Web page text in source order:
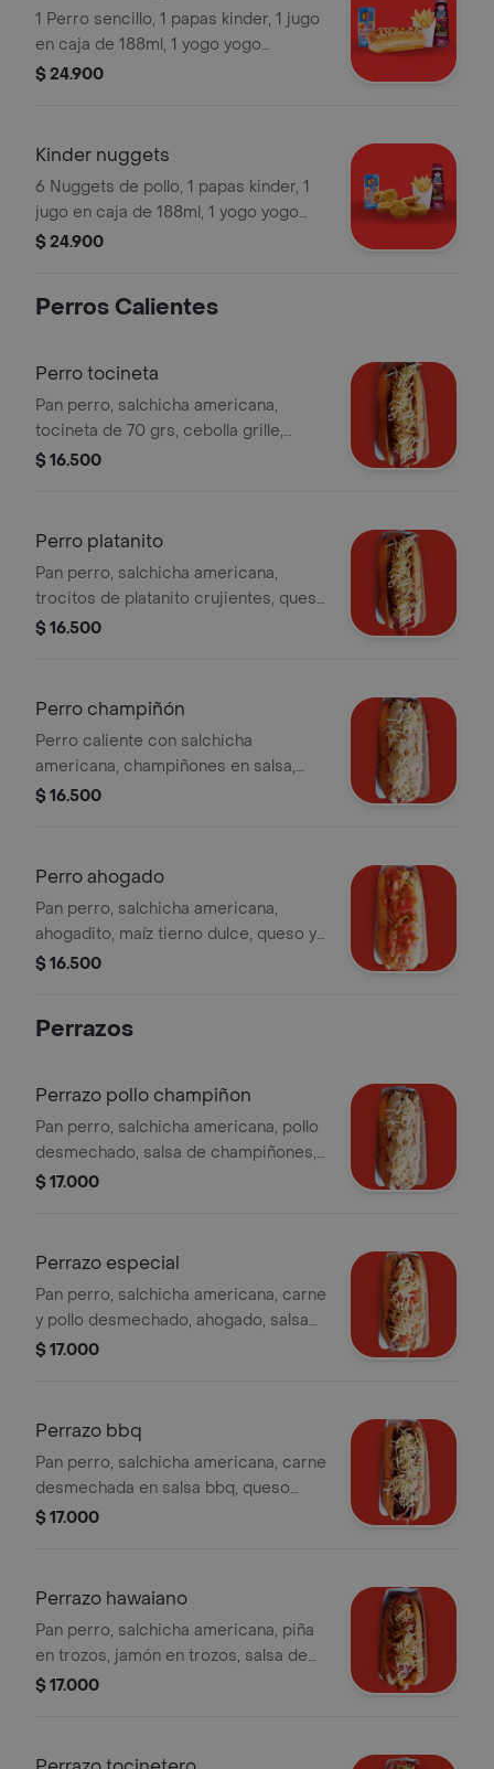
1 Perro sencillo, 1 papas kinder, 1 jugo
en caja de 188ml, 1 yogo yogo
sorpresa de 150ml.
$ 24.900
Kinder nuggets
6 Nuggets de pollo, 1 papas kinder, 1
jugo en caja de 188ml, 1 yogo yogo
sorpresa de 150ml.
$ 24.900
Perros Calientes
Perro tocineta
Pan perro, salchicha americana,
tocineta de 70 grs, cebolla grille,
queso y papa ripio.
$ 16.500
Perro platanito
Pan perro, salchicha americana,
trocitos de platanito crujientes, queso
gratinado y papas ripio.
$ 16.500
Perro champiñón
Perro caliente con salchicha
americana, champiñones en salsa,
queso gratinado y papa ripio.
$ 16.500
Perro ahogado
Pan perro, salchicha americana,
ahogadito, maíz tierno dulce, queso y
papa ripio.
$ 16.500
Perrazos
Perrazo pollo champiñon
Pan perro, salchicha americana, pollo
desmechado, salsa de champiñones,
queso gratinado y papa ripio.
$ 17.000
Perrazo especial
Pan perro, salchicha americana, carne
y pollo desmechado, ahogado, salsa
de champiñones, queso gratinado y
$ 17.000
Perrazo bbq
Pan perro, salchicha americana, carne
desmechada en salsa bbq, queso
gratinado y papa ripio.
$ 17.000
Perrazo hawaiano
Pan perro, salchicha americana, piña
en trozos, jamón en trozos, salsa de
piña dulce, queso gratinado y papa
$ 17.000